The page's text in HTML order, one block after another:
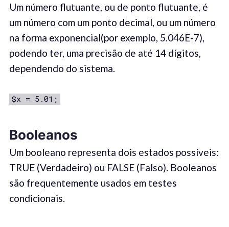
Um número flutuante, ou de ponto flutuante, é
um número com um ponto decimal, ou um número
na forma exponencial(por exemplo, 5.046E-7),
podendo ter, uma precisão de até 14 dígitos,
dependendo do sistema.
$x = 5.01;
Booleanos
Um booleano representa dois estados possíveis:
TRUE (Verdadeiro) ou FALSE (Falso). Booleanos
são frequentemente usados ​​em testes
condicionais.